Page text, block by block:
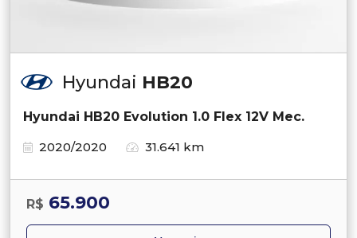
Hyundai HB20
Hyundai HB20 Evolution 1.0 Flex 12V Mec.
2020/2020
31.641 km
R$ 65.900